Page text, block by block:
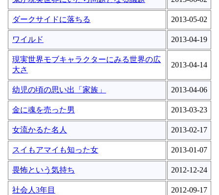
ダークサイドに落ちる 2013-05-02
ワイルド 2013-04-19
現実世界モブキャラクターにみる世界の広
大さ
2013-04-14
幼児の頃の思い出「家族」 2013-04-06
金に魂を売った男 2013-03-23
女流かるた名人 2013-02-17
スイもアマイも知った女 2013-01-07
畏怖という気持ち 2012-12-24
社会人3年目 2012-09-17